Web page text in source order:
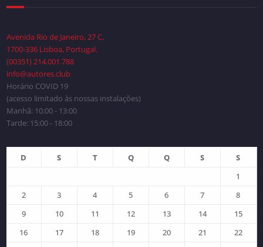
Avenida Rio de Janeiro, 27 C,
1700-336 Lisboa, Portugal.
(00351) 214.001.788
info@autores.club
Horário COVID 19
(acesso limitado às nossas instalações)
Manhã: 10:00 - 13:00
Tarde: 15:00 - 18:00
D S T Q Q S
S
1
2
3 4 5 6 7
8
9
10 11 12 13 14
15
16
17 18 19 20 21
22